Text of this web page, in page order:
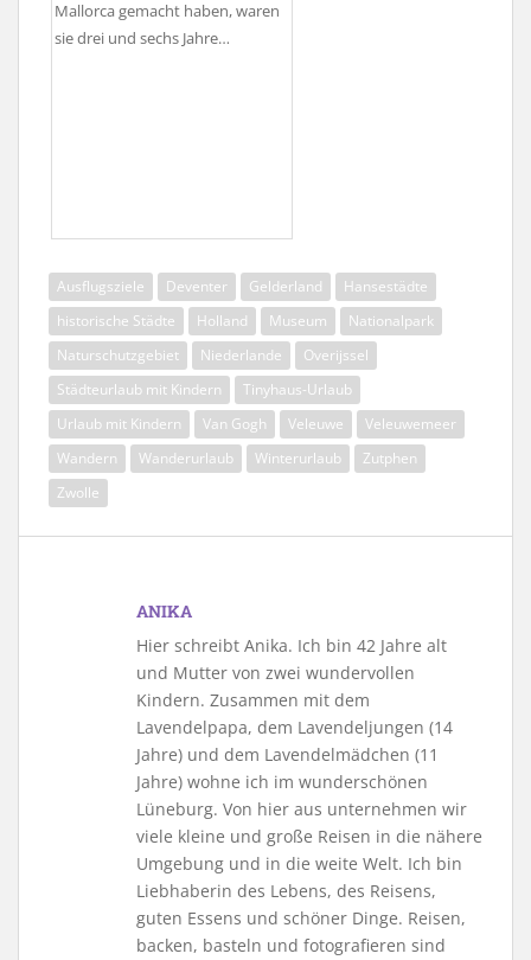
Mallorca gemacht haben, waren
sie drei und sechs Jahre…
Ausflugsziele Deventer Gelderland
Hansestädte
historische Städte
Holland Museum
Nationalpark
Naturschutzgebiet
Niederlande
Overijssel
Städteurlaub mit Kindern
Tinyhaus-Urlaub
Urlaub mit Kindern
Van Gogh Veleuwe
Veleuwemeer
Wandern
Wanderurlaub Winterurlaub
Zutphen
Zwolle
ANIKA
Hier schreibt Anika. Ich bin 42 Jahre alt
und Mutter von zwei wundervollen
Kindern. Zusammen mit dem
Lavendelpapa, dem Lavendeljungen (14
Jahre) und dem Lavendelmädchen (11
Jahre) wohne ich im wunderschönen
Lüneburg. Von hier aus unternehmen wir
viele kleine und große Reisen in die nähere
Umgebung und in die weite Welt. Ich bin
Liebhaberin des Lebens, des Reisens,
guten Essens und schöner Dinge. Reisen,
backen, basteln und fotografieren sind